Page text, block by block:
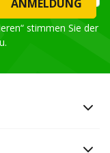
ANMELDUNG
stimmen Sie der